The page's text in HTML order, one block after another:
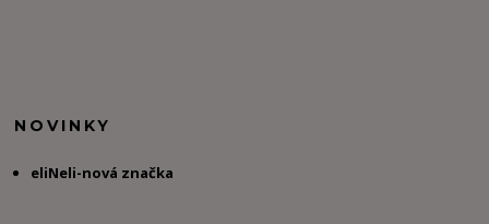
NOVINKY
eliNeli-nová značka